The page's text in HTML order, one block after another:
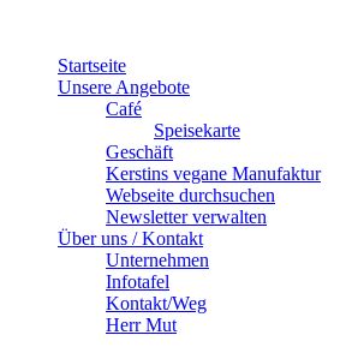
Startseite
Unsere Angebote
Café
Speisekarte
Geschäft
Kerstins vegane Manufaktur
Webseite durchsuchen
Newsletter verwalten
Über uns / Kontakt
Unternehmen
Infotafel
Kontakt/Weg
Herr Mut